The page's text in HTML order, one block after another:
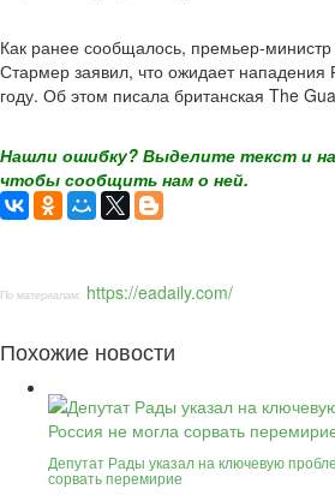
Как ранее сообщалось, премьер-
Стармер заявил, что ожидает
году. Об этом писала британская The
Нашли ошибку? Выделите текст и
чтобы сообщить нам о ней.
По материалам: https://eadaily.com/
Похожие новости
Депутат Рады указал на ключевую
сорвать перемирие